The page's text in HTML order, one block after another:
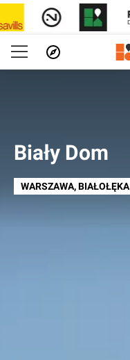
Biały Dom
WARSZAWA, BIAŁOŁĘKA